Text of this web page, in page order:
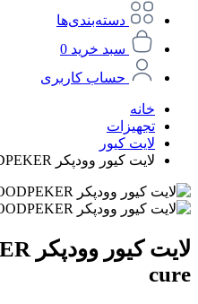
دسته‌بندی‌ها
سبد خرید 0
حساب کاربری
خانه
تجهیزات
لایت کیور
لایت کیور وودپکر WOODPEKER مدل X-cure
cure